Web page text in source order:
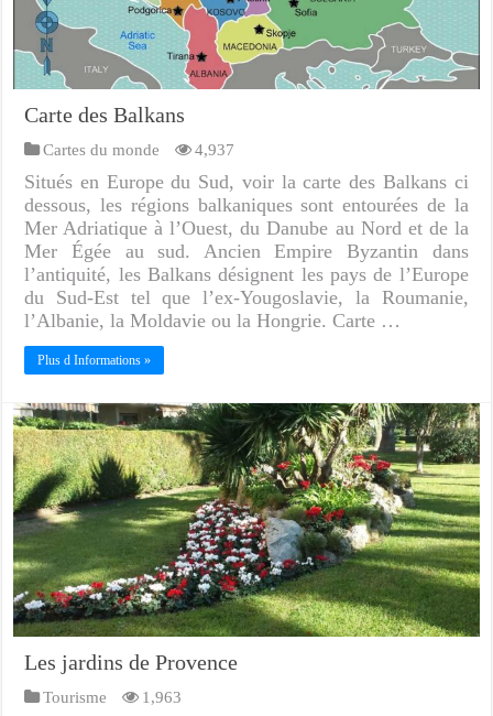
Carte des Balkans
Cartes du monde 4,937
Situés en Europe du Sud, voir la carte des Balkans ci
dessous, les régions balkaniques sont entourées de la
Mer Adriatique à l’Ouest, du Danube au Nord et de la
Mer Égée au sud. Ancien Empire Byzantin dans
l’antiquité, les Balkans désignent les pays de l’Europe
du Sud-Est tel que l’ex-Yougoslavie, la Roumanie,
l’Albanie, la Moldavie ou la Hongrie. Carte …
Plus d Informations »
Les jardins de Provence
Tourisme 1,963